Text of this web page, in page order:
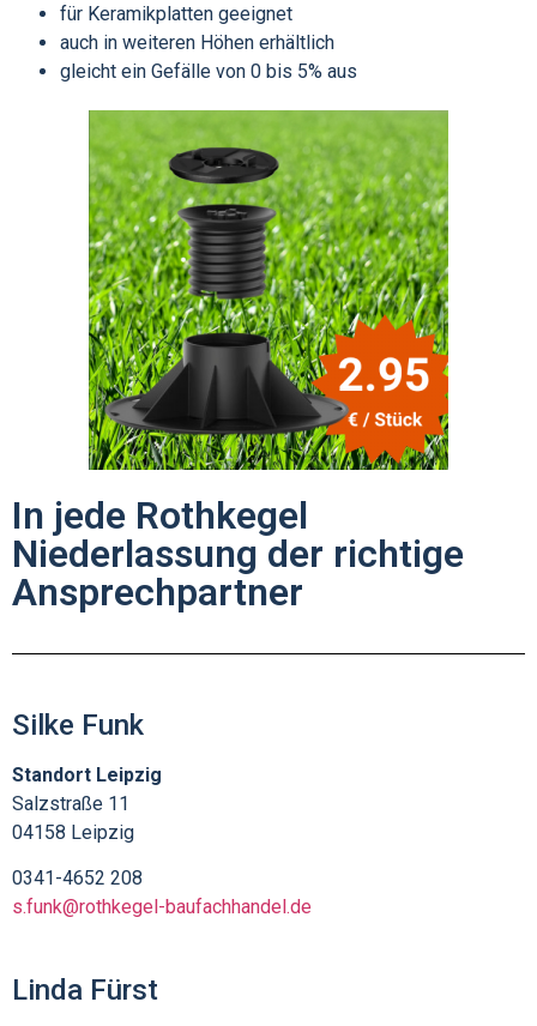
für Keramikplatten geeignet
auch in weiteren Höhen erhältlich
gleicht ein Gefälle von 0 bis 5% aus
In jede Rothkegel
Niederlassung der richtige
Ansprechpartner
Silke Funk
Standort Leipzig
Salzstraße 11
04158 Leipzig
0341-4652 208
s.funk@rothkegel-baufachhandel.de
Linda Fürst